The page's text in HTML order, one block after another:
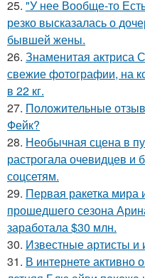
25. "У нее Вообще-то
резко высказалась о
бывшей жены.
26. Знаменитая актриса
свежие фотографии, на
в 22 кг.
27. Положительные
Фейк?
28. Необычная сцена в
растрогала очевидцев и
соцсетям.
29. Первая ракетка мира
прошедшего сезона
заработала $30 млн.
30. Известные артисты и
31. В интернете активно